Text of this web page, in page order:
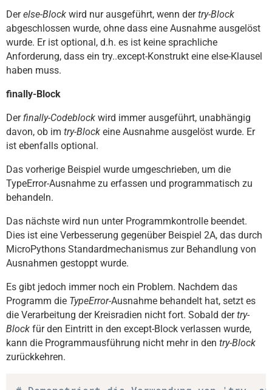
Derelse-Block wird nur ausgeführt, wenn dertry-Block
abgeschlossen wurde, ohne dass eine Ausnahme ausgelöst
wurde. Er ist optional, d.h. es ist keine sprachliche
Anforderung, dass ein try..except-Konstrukt eine else-Klausel
haben muss.
finally-Block
Derfinally-Codeblock wird immer ausgeführt, unabhängig
davon, ob im try-Block eine Ausnahme ausgelöst wurde. Er
ist ebenfalls optional.
Das vorherige Beispiel wurde umgeschrieben, um die
TypeError-Ausnahme zu erfassen und programmatisch zu
behandeln.
Das nächste wird nun unter Programmkontrolle beendet.
Dies ist eine Verbesserung gegenüber Beispiel 2A, das durch
MicroPythons Standardmechanismus zur Behandlung von
Ausnahmen gestoppt wurde.
Es gibt jedoch immer noch ein Problem. Nachdem das
Programm die TypeError-Ausnahme behandelt hat, setzt es
die Verarbeitung der Kreisradien nicht fort. Sobald dertry-
Block für den Eintritt in den except-Block verlassen wurde,
kann die Programmausführung nicht mehr in den try-Block
zurückkehren.